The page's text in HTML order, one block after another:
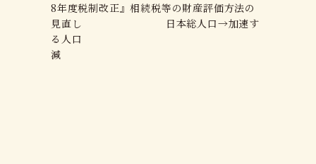
8年度税制改正』相続税等の財産評価方法の
見直し 日本総人口→加速す
る人口
減